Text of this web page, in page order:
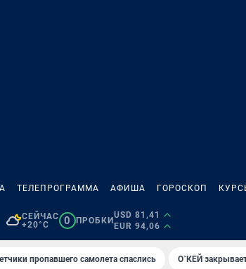
ТЕЛЕПРОГРАММА АФИША ГОРОСКОП
СЕЙЧАС
+20°C
0 ПРОБКИ
USD 81,41
EUR 94,06
пропавшего самолета спаслись О`КЕЙ